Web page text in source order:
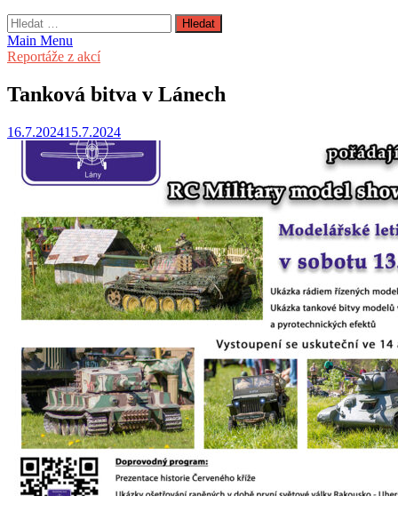
Vyhledávání
Main Menu
Reportáže z akcí
Tanková bitva v Lánech
16.7.202415.7.2024